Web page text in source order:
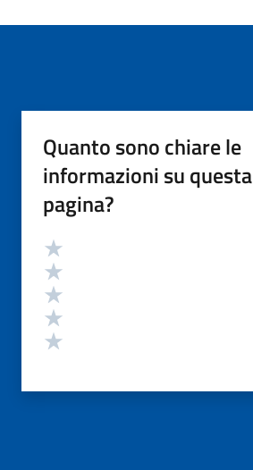
Quanto sono chiare le
informazioni su questa
pagina?
Valutazione